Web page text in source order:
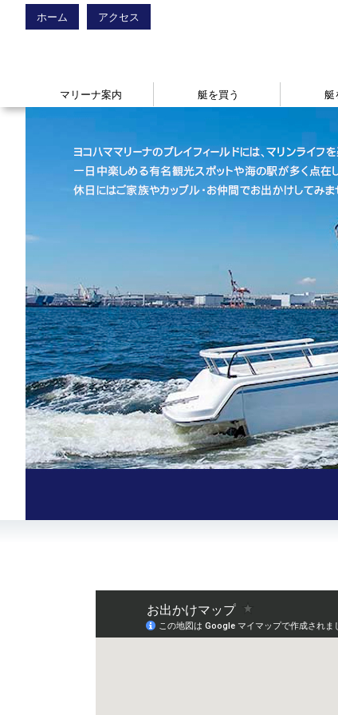
ホーム アクセス
マリーナ案内 艇を買う 艇